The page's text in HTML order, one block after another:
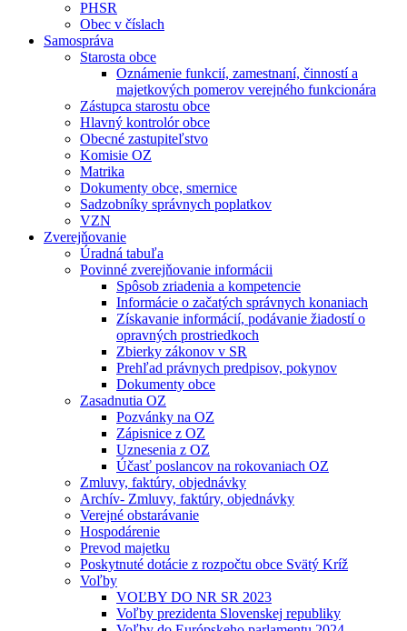
PHSR
Obec v číslach
Samospráva
Starosta obce
Oznámenie funkcií, zamestnaní, činností a
majetkových pomerov verejného funkcionára
Zástupca starostu obce
Hlavný kontrolór obce
Obecné zastupiteľstvo
Komisie OZ
Matrika
Dokumenty obce, smernice
Sadzobníky správnych poplatkov
VZN
Zverejňovanie
Úradná tabuľa
Povinné zverejňovanie informácii
Spôsob zriadenia a kompetencie
Informácie o začatých správnych konaniach
Získavanie informácií, podávanie žiadostí o
opravných prostriedkoch
Zbierky zákonov v SR
Prehľad právnych predpisov, pokynov
Dokumenty obce
Zasadnutia OZ
Pozvánky na OZ
Zápisnice z OZ
Uznesenia z OZ
Účasť poslancov na rokovaniach OZ
Zmluvy, faktúry, objednávky
Archív- Zmluvy, faktúry, objednávky
Verejné obstarávanie
Hospodárenie
Prevod majetku
Poskytnuté dotácie z rozpočtu obce Svätý Kríž
Voľby
VOĽBY DO NR SR 2023
Voľby prezidenta Slovenskej republiky